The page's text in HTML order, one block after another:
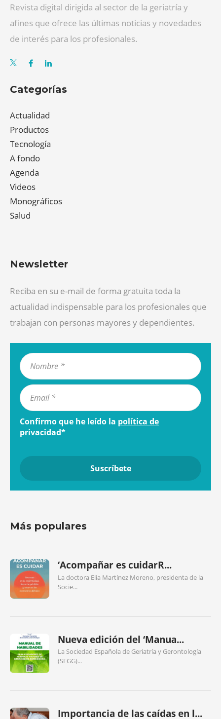
Revista digital dirigida al sector de la geriatría y
afines que ofrece las últimas noticias y novedades
de interés para los profesionales.
Categorías
Actualidad
Productos
Tecnología
A fondo
Agenda
Videos
Monográficos
Salud
Newsletter
Reciba en su e-mail de forma gratuita toda la
actualidad indispensable para los profesionales que
trabajan con personas mayores y dependientes.
Confirmo que he leído la política de
privacidad*
Más populares
‘Acompañar es cuidarR...
La doctora Elia Martínez Moreno, presidenta de la
Socie...
Nueva edición del ‘Manua...
La Sociedad Española de Geriatría y Gerontología
(SEGG)...
Importancia de las caídas en l...